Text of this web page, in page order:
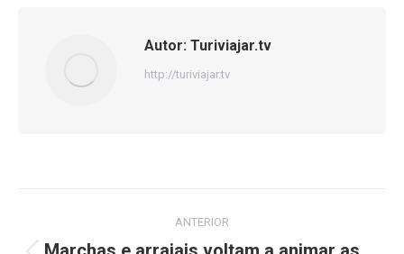
Autor: Turiviajar.tv
http://turiviajar.tv
de
ANTERIOR